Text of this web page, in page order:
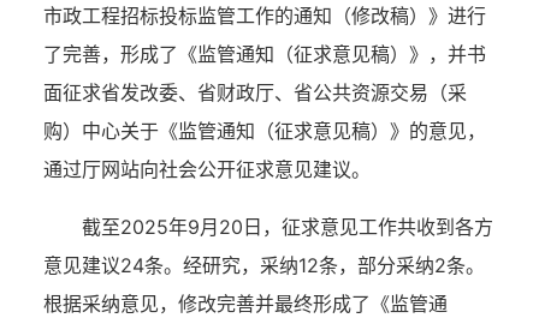
市政工程招标投标监管工作的通知（修改稿）》进行
了完善，形成了《监管通知 （征求意见稿）》 ， 并书
面征求省发改委、省财政厅、省公共资源交易（采
购）中心关于 《监管通知 （征求意见稿）》 的意见，
通过厅网站向社会公开征求意见建议。
截至2025年9月20日， 征求意见工作共收到 各方
意见建议24条。 经研究， 采纳12条，部分采纳2条。
根据采纳意见，修改完善并最终形成了《监管通